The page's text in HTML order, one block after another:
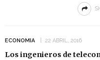
ECONOMIA 22 ABRIL, 2016
Los ingenieros de